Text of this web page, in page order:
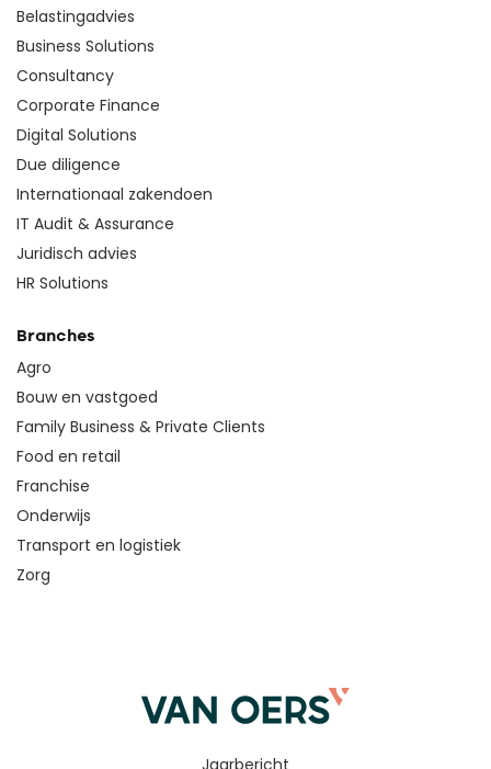
Belastingadvies
Business Solutions
Consultancy
Corporate Finance
Digital Solutions
Due diligence
Internationaal zakendoen
IT Audit & Assurance
Juridisch advies
HR Solutions
Branches
Agro
Bouw en vastgoed
Family Business & Private Clients
Food en retail
Franchise
Onderwijs
Transport en logistiek
Zorg
Jaarbericht